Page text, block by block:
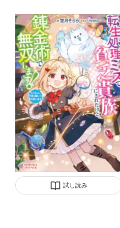
試し読み